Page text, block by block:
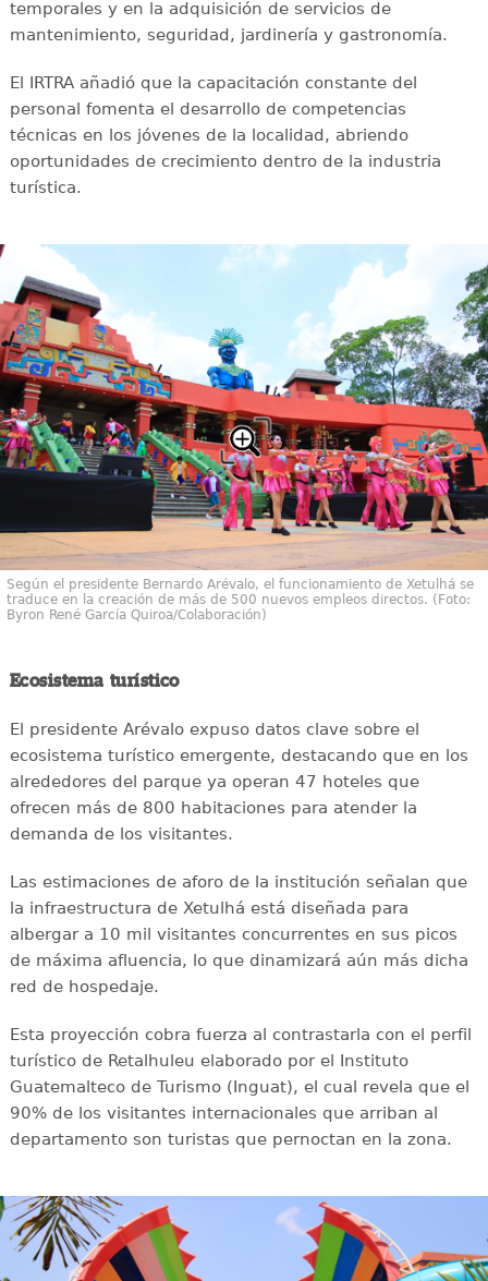
temporales y en la adquisición de servicios de
mantenimiento, seguridad, jardinería y gastronomía.
El IRTRA añadió que la capacitación constante del
personal fomenta el desarrollo de competencias
técnicas en los jóvenes de la localidad, abriendo
oportunidades de crecimiento dentro de la industria
turística.
Según el presidente Bernardo Arévalo, el funcionamiento de Xetulhá se
traduce en la creación de más de 500 nuevos empleos directos. (Foto:
Byron René García Quiroa/Colaboración)
Ecosistema turístico
El presidente Arévalo expuso datos clave sobre el
ecosistema turístico emergente, destacando que en los
alrededores del parque ya operan 47 hoteles que
ofrecen más de 800 habitaciones para atender la
demanda de los visitantes.
Las estimaciones de aforo de la institución señalan que
la infraestructura de Xetulhá está diseñada para
albergar a 10 mil visitantes concurrentes en sus picos
de máxima afluencia, lo que dinamizará aún más dicha
red de hospedaje.
Esta proyección cobra fuerza al contrastarla con el perfil
turístico de Retalhuleu elaborado por el Instituto
Guatemalteco de Turismo (Inguat), el cual revela que el
90% de los visitantes internacionales que arriban al
departamento son turistas que pernoctan en la zona.